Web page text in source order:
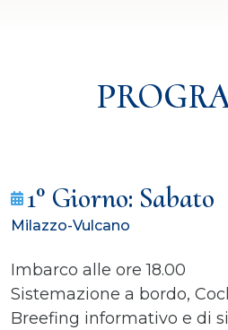
1° Giorno: Sabato
Milazzo-Vulcano
Imbarco alle ore 18.00
Sistemazione a bordo,
Breefing informativo e di